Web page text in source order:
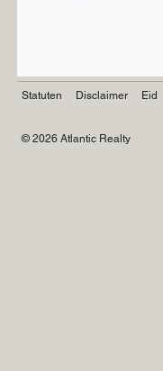
© 2026 Atlantic Realty
Statuten Disclaimer Eid